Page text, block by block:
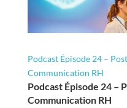
Podcast Épisode 24 –
Communication RH
Podcast Épisode 24 –
Communication RH